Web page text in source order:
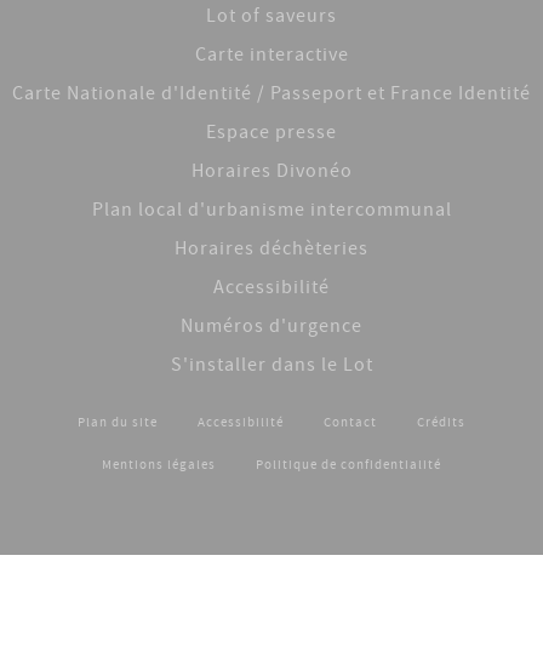
Lot of saveurs
Carte interactive
Carte Nationale d'Identité / Passeport et France Identité
Espace presse
Horaires Divonéo
Plan local d'urbanisme intercommunal
Horaires déchèteries
Accessibilité
Numéros d'urgence
S'installer dans le Lot
Footer menu
Plan du site Accessibilité Contact Crédits
Mentions légales Politique de confidentialité